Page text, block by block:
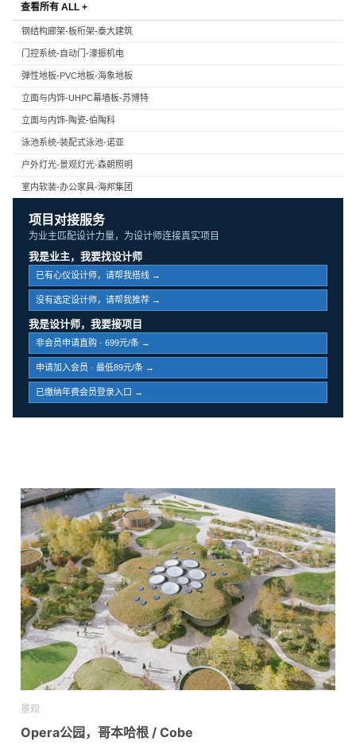
查看所有 ALL +
钢结构廊架-板桁架-泰大建筑
门控系统-自动门-濠振机电
弹性地板-PVC地板-海象地板
立面与内饰-UHPC幕墙板-苏博特
立面与内饰-陶瓷-伯陶科
泳池系统-装配式泳池-诺亚
户外灯光-景观灯光-森朝照明
室内软装-办公家具-海邦集团
项目对接服务
为业主匹配设计力量，为设计师连接真实项目
我是业主，我要找设计师
已有心仪设计师，请帮我搭线 →
没有选定设计师，请帮我推荐 →
我是设计师，我要接项目
非会员申请直购 · 699元/条 →
申请加入会员 · 最低89元/条 →
已缴纳年费会员登录入口 →
景观
Opera公园，哥本哈根 / Cobe